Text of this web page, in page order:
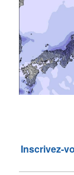
Inscrivez-